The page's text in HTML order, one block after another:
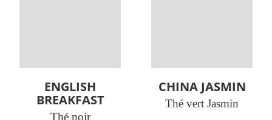
ENGLISH
BREAKFAST
Thé noir
CHINA JASMIN
Thé vert Jasmin